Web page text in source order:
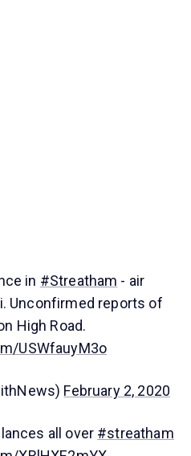
in #Streatham - air
Unconfirmed reports of
High Road.
USWfauyM3o
February 2, 2020
all over #streatham